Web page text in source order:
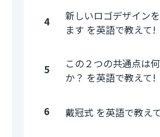
4
新しいロゴデザイン
ます を英語で教えて!
5
この２つの共通点は
か？ を英語で教えて!
6 戴冠式 を英語で教え